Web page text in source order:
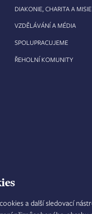
a další sledovací
DIAKONIE, CHARITA A MISIE
VZDĚLÁVÁNÍ A MÉDIA
SPOLUPRACUJEME
ŘEHOLNÍ KOMUNITY